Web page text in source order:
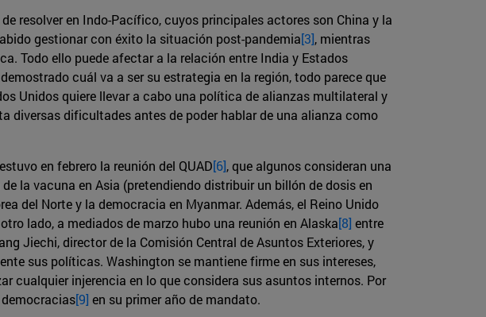
resolver en Indo-Pacífico, cuyos principales actores son China y la
gestionar con éxito la situación post-pandemia[3], mientras
Todo ello puede afectar a la relación entre India y Estados
cuál va a ser su estrategia en la región, todo parece que
Unidos quiere llevar a cabo una política de alianzas multilateral y
diversas dificultades antes de poder hablar de una alianza como
en febrero la reunión del QUAD[6], que algunos consideran una
la vacuna en Asia (pretendiendo distribuir un billón de dosis en
del Norte y la democracia en Myanmar. Además, el Reino Unido
lado, a mediados de marzo hubo una reunión en Alaska[8] entre
Jiechi, director de la Comisión Central de Asuntos Exteriores, y
sus políticas. Washington se mantiene firme en sus intereses,
cualquier injerencia en lo que considera sus asuntos internos. Por
[9] en su primer año de mandato.